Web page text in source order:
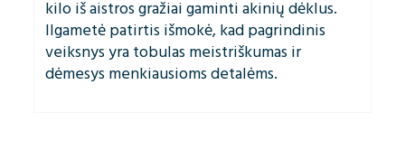
kilo iš aistros gražiai gaminti akinių dėklus.
Ilgametė patirtis išmokė, kad pagrindinis
veiksnys yra tobulas meistriškumas ir
dėmesys menkiausioms detalėms.